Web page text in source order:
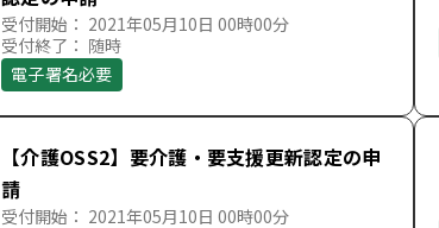
受付開始： 2021年05月10日 00時00分
受付終了： 随時
電子署名必要
【介護OSS2】要介護・要支援更新認定の申
請
受付開始： 2021年05月10日 00時00分